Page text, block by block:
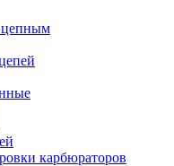
цепным
карбюраторов